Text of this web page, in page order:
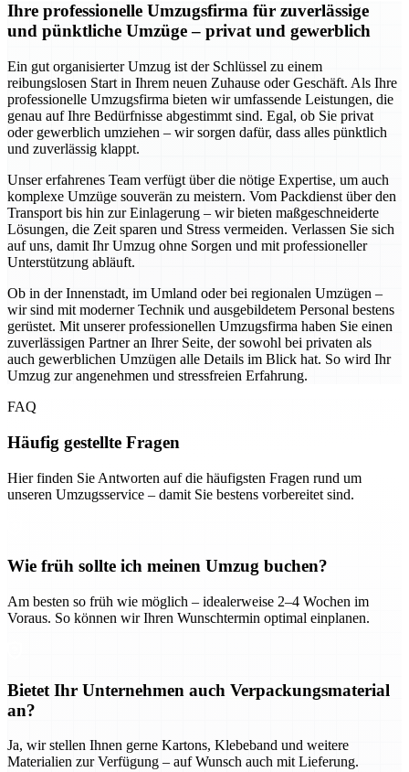
Ihre professionelle Umzugsfirma für zuverlässige
und pünktliche Umzüge – privat und gewerblich
Ein gut organisierter Umzug ist der Schlüssel zu einem
reibungslosen Start in Ihrem neuen Zuhause oder Geschäft. Als Ihre
professionelle Umzugsfirma bieten wir umfassende Leistungen, die
genau auf Ihre Bedürfnisse abgestimmt sind. Egal, ob Sie privat
oder gewerblich umziehen – wir sorgen dafür, dass alles pünktlich
und zuverlässig klappt.
Unser erfahrenes Team verfügt über die nötige Expertise, um auch
komplexe Umzüge souverän zu meistern. Vom Packdienst über den
Transport bis hin zur Einlagerung – wir bieten maßgeschneiderte
Lösungen, die Zeit sparen und Stress vermeiden. Verlassen Sie sich
auf uns, damit Ihr Umzug ohne Sorgen und mit professioneller
Unterstützung abläuft.
Ob in der Innenstadt, im Umland oder bei regionalen Umzügen –
wir sind mit moderner Technik und ausgebildetem Personal bestens
gerüstet. Mit unserer professionellen Umzugsfirma haben Sie einen
zuverlässigen Partner an Ihrer Seite, der sowohl bei privaten als
auch gewerblichen Umzügen alle Details im Blick hat. So wird Ihr
Umzug zur angenehmen und stressfreien Erfahrung.
FAQ
Häufig gestellte Fragen
Hier finden Sie Antworten auf die häufigsten Fragen rund um
unseren Umzugsservice – damit Sie bestens vorbereitet sind.
Wie früh sollte ich meinen Umzug buchen?
Am besten so früh wie möglich – idealerweise 2–4 Wochen im
Voraus. So können wir Ihren Wunschtermin optimal einplanen.
Bietet Ihr Unternehmen auch Verpackungsmaterial
an?
Ja, wir stellen Ihnen gerne Kartons, Klebeband und weitere
Materialien zur Verfügung – auf Wunsch auch mit Lieferung.